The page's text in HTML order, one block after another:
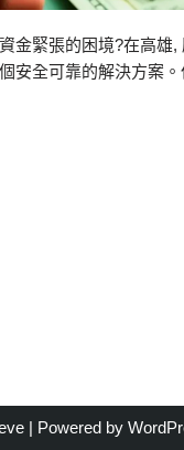
金緊張的困境?在高雄,
安全可靠的解決方案
| Powered by